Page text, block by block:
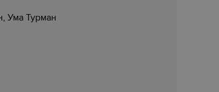
Ума Турман